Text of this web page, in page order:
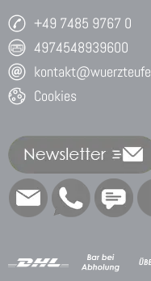
+49 7485 9767 0
4974548939600
Cookies